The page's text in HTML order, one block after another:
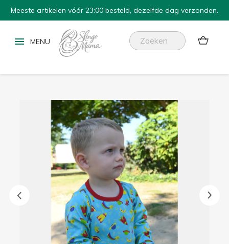
Meeste artikelen vóór 23:00 besteld, dezelfde dag verzonden.
